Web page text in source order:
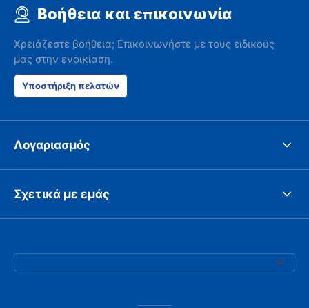
Βοήθεια και επικοινωνία
Χρειάζεστε βοήθεια; Επικοινωνήστε με τους ειδικούς
μας στην ενοικίαση.
Υποστήριξη πελατών
Λογαριασμός
Σχετικά με εμάς